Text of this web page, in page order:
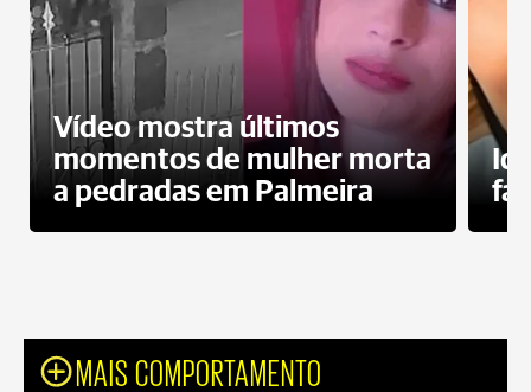
Vídeo mostra últimos
momentos de mulher morta
a pedradas em Palmeira
MAIS COMPORTAMENTO